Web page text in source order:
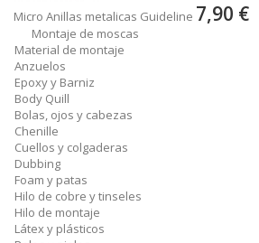
Micro Anillas metalicas Guideline 7,90 €
Montaje de moscas
Material de montaje
Anzuelos
Epoxy y Barniz
Body Quill
Bolas, ojos y cabezas
Chenille
Cuellos y colgaderas
Dubbing
Foam y patas
Hilo de cobre y tinseles
Hilo de montaje
Látex y plásticos